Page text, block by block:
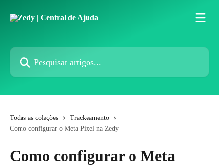
Pesquisar artigos...
Todas as coleções
Trackeamento
Como configurar o Meta Pixel na Zedy
Como configurar o Meta